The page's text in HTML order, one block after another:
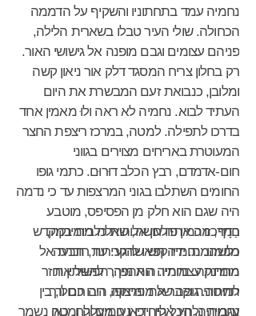
נחמיה עמד בתחתוניו והשקיף על הדממה
הכחולה. שולי העיר טבלו בשארית הלילה,
פניהם עצומים וגבם מופנה אל גישושי האור.
רק בחלון צריח המסגד דלק אור ניאון קשה
ומלובן, כנבואת זעם המבשרת את היום
העתיד לבוא. נחמיה לא ראה ולוּ מאמין אחד
בדרכו לתפילה. למטה, במרכז ריצפת החצר
המעוטרת באריחים מצוירים בגווני
חום-אדמדם, רבץ הכלב דוּרוּם. כתמי גופו
החומים השתלבו בגוני המרצפות עד כי נדמה
היה שגם הוא חלק מן הפסיפס, מוטבע
במרכזו כמין פולחן אלוהות כלבית במקדש
כלשהו. נחמיה חש שהקרירות חודרת אל
מתחת עצמותיו. הוא מיהר להשתין וחזר
למיטה. גופה של מומינקה היה חם ורך.
נחמיה נלחץ אליו וידיו נעו מעלה ומטה
חַדָף, מה אתה עושה, שאלה מומינקה,
מנומנמת. ידיו קפאו לרגע. עוד, תבעה
מומינקה. נחמיה התהפך, הפשיל את
תחתוניה וקבר את פרצופו, רובו ככולו, בין
עגבותיה. הכל היה כאן חמים ולח. כאן נשמר